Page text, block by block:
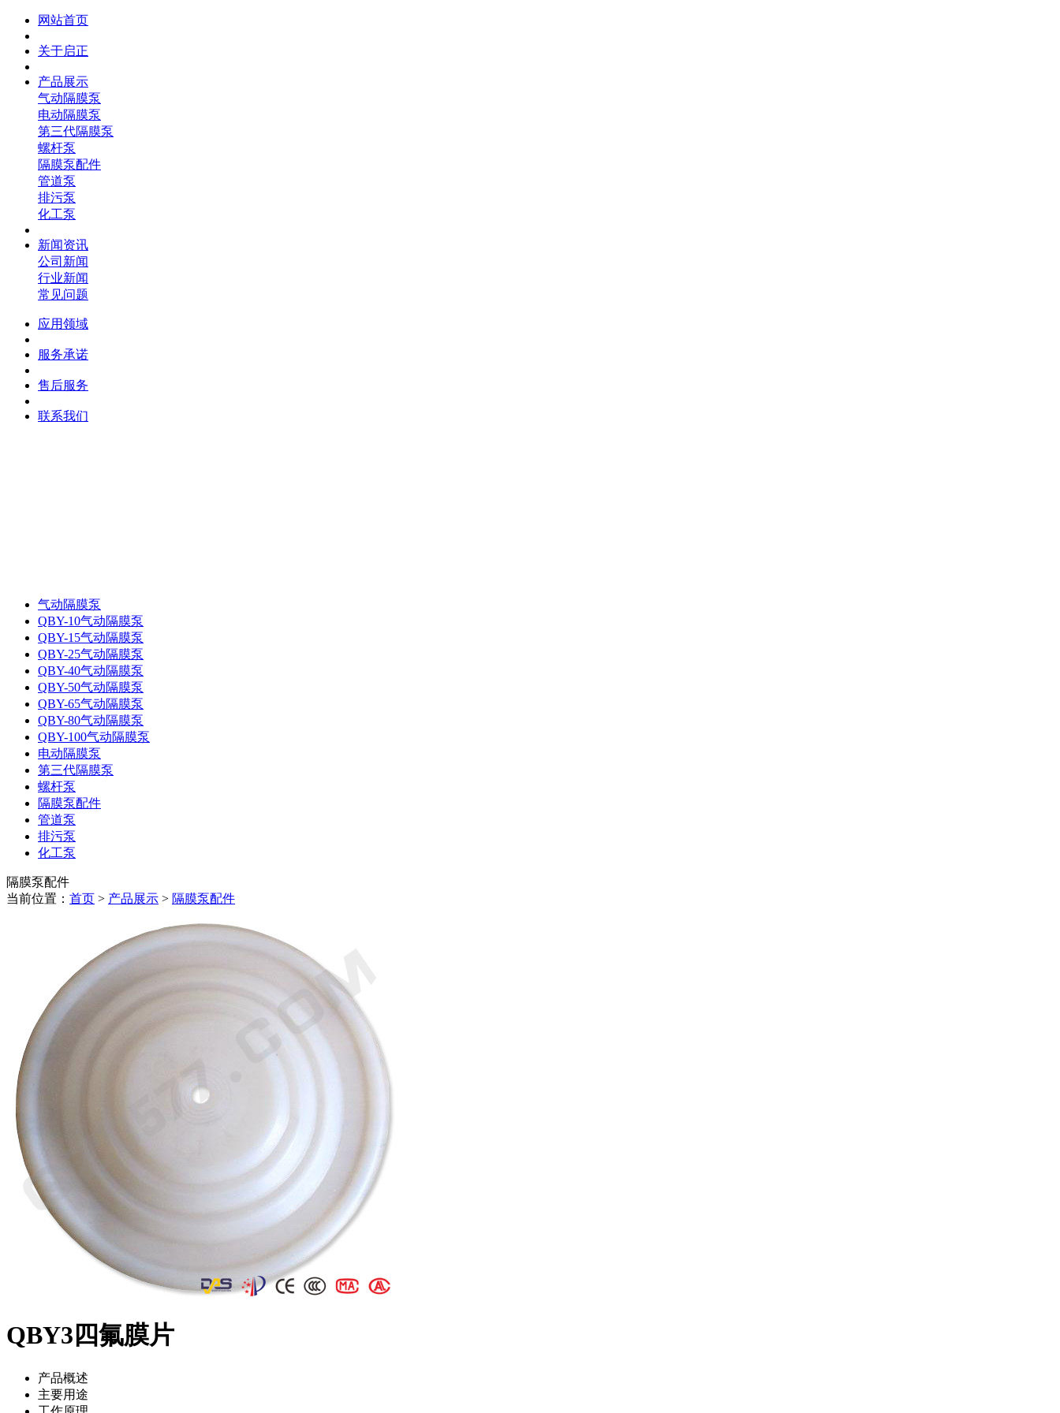
网站首页
关于启正
产品展示
气动隔膜泵
电动隔膜泵
第三代隔膜泵
螺杆泵
隔膜泵配件
管道泵
排污泵
化工泵
新闻资讯
公司新闻
行业新闻
常见问题
应用领域
服务承诺
售后服务
联系我们
气动隔膜泵
QBY-10气动隔膜泵
QBY-15气动隔膜泵
QBY-25气动隔膜泵
QBY-40气动隔膜泵
QBY-50气动隔膜泵
QBY-65气动隔膜泵
QBY-80气动隔膜泵
QBY-100气动隔膜泵
电动隔膜泵
第三代隔膜泵
螺杆泵
隔膜泵配件
管道泵
排污泵
化工泵
隔膜泵配件
当前位置： 首页 > 产品展示 > 隔膜泵配件
QBY3四氟膜片
产品概述
主要用途